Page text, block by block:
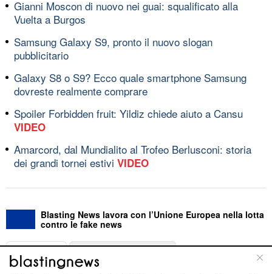
Gianni Moscon di nuovo nei guai: squalificato alla
Vuelta a Burgos
Samsung Galaxy S9, pronto il nuovo slogan
pubblicitario
Galaxy S8 o S9? Ecco quale smartphone Samsung
dovreste realmente comprare
Spoiler Forbidden fruit: Yildiz chiede aiuto a Cansu
VIDEO
Amarcord, dal Mundialito al Trofeo Berlusconi: storia
dei grandi tornei estivi VIDEO
Blasting News lavora con l’Unione Europea nella lotta
contro le fake news
ABOUT